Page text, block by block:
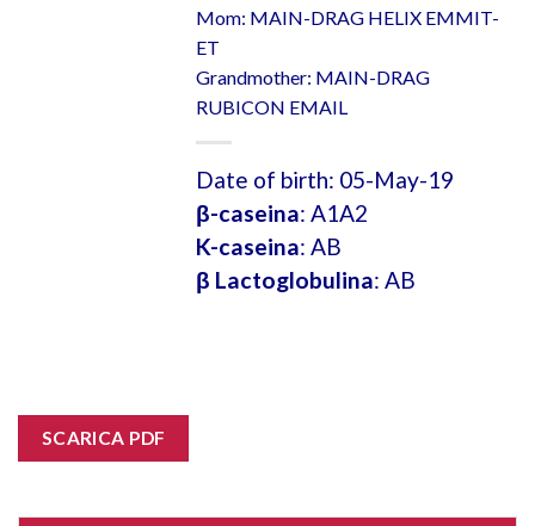
Mom: MAIN-DRAG HELIX EMMIT-
ET
Grandmother: MAIN-DRAG
RUBICON EMAIL
Date of birth: 05-May-19
β-caseina: A1A2
K-caseina: AB
β Lactoglobulina: AB
SCARICA PDF